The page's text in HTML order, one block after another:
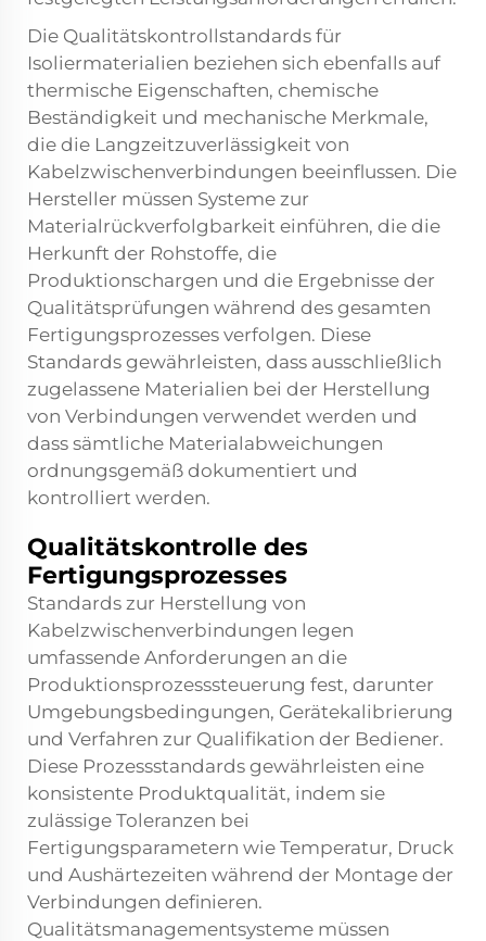
Die Qualitätskontrollstandards für
Isoliermaterialien beziehen sich ebenfalls auf
thermische Eigenschaften, chemische
Beständigkeit und mechanische Merkmale,
die die Langzeitzuverlässigkeit von
Kabelzwischenverbindungen beeinflussen. Die
Hersteller müssen Systeme zur
Materialrückverfolgbarkeit einführen, die die
Herkunft der Rohstoffe, die
Produktionschargen und die Ergebnisse der
Qualitätsprüfungen während des gesamten
Fertigungsprozesses verfolgen. Diese
Standards gewährleisten, dass ausschließlich
zugelassene Materialien bei der Herstellung
von Verbindungen verwendet werden und
dass sämtliche Materialabweichungen
ordnungsgemäß dokumentiert und
kontrolliert werden.
Qualitätskontrolle des
Fertigungsprozesses
Standards zur Herstellung von
Kabelzwischenverbindungen legen
umfassende Anforderungen an die
Produktionsprozesssteuerung fest, darunter
Umgebungsbedingungen, Gerätekalibrierung
und Verfahren zur Qualifikation der Bediener.
Diese Prozessstandards gewährleisten eine
konsistente Produktqualität, indem sie
zulässige Toleranzen bei
Fertigungsparametern wie Temperatur, Druck
und Aushärtezeiten während der Montage der
Verbindungen definieren.
Qualitätsmanagementsysteme müssen